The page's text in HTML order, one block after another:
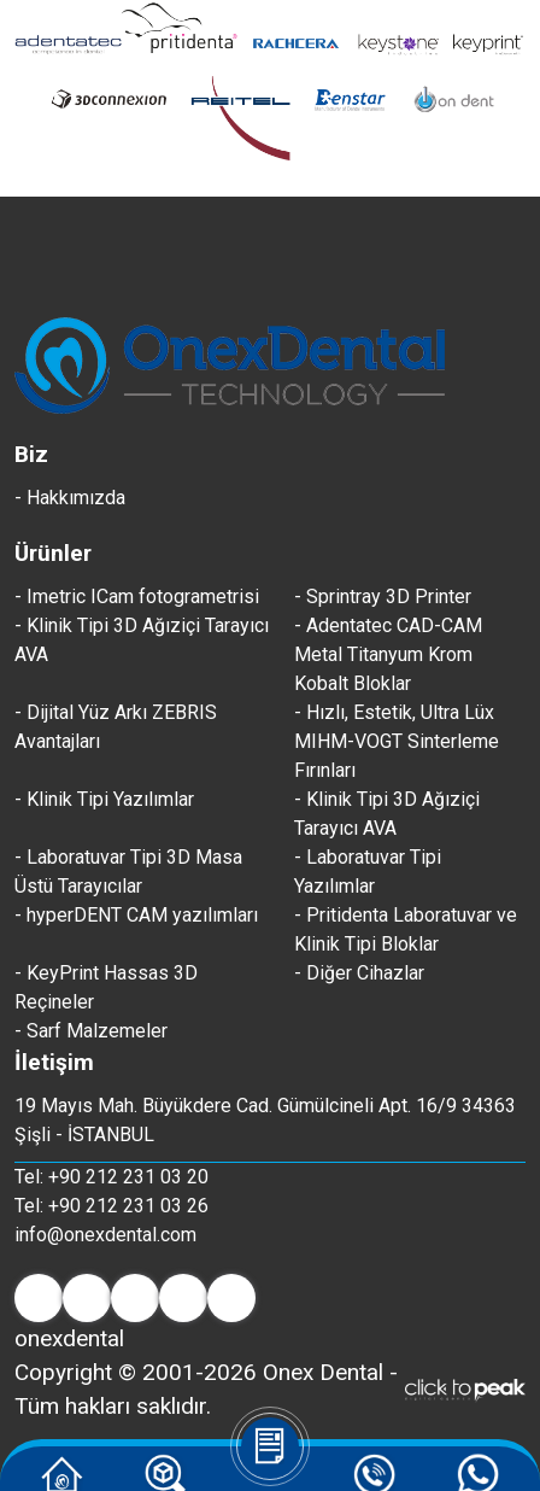
Biz
- Hakkımızda
Ürünler
- Imetric ICam fotogrametrisi
- Sprintray 3D Printer
- Klinik Tipi 3D Ağıziçi Tarayıcı
AVA
- Adentatec CAD-CAM
Metal Titanyum Krom
Kobalt Bloklar
- Dijital Yüz Arkı ZEBRIS
Avantajları
- Hızlı, Estetik, Ultra Lüx
MIHM-VOGT Sinterleme
Fırınları
- Klinik Tipi Yazılımlar
- Klinik Tipi 3D Ağıziçi
Tarayıcı AVA
- Laboratuvar Tipi 3D Masa
Üstü Tarayıcılar
- Laboratuvar Tipi
Yazılımlar
- hyperDENT CAM yazılımları
- Pritidenta Laboratuvar ve
Klinik Tipi Bloklar
- KeyPrint Hassas 3D
Reçineler
- Diğer Cihazlar
- Sarf Malzemeler
İletişim
19 Mayıs Mah. Büyükdere Cad. Gümülcineli Apt. 16/9 34363
Şişli - İSTANBUL
Tel: +90 212 231 03 20
Tel: +90 212 231 03 26
info@onexdental.com
onexdental
Copyright © 2001-2026 Onex Dental -
Tüm hakları saklıdır.